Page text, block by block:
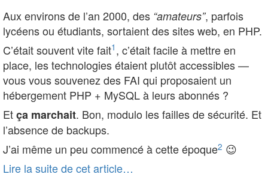
Aux environs de l’an 2000, des “amateurs”, parfois
lycéens ou étudiants, sortaient des sites web, en PHP.
C’était souvent vite fait1 , c’était facile à mettre en
place, les technologies étaient plutôt accessibles —
vous vous souvenez des FAI qui proposaient un
hébergement PHP + MySQL à leurs abonnés ?
Etça marchait. Bon, modulo les failles de sécurité. Et
l’absence de backups.
J’ai même un peu commencé à cette époque2 😉
Lire la suite de cet article…